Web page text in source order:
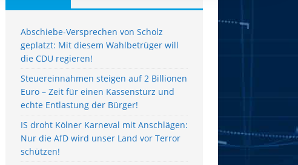
Abschiebe-Versprechen von Scholz
geplatzt: Mit diesem Wahlbetrüger will
die CDU regieren!
Steuereinnahmen steigen auf 2 Billionen
Euro – Zeit für einen Kassensturz und
echte Entlastung der Bürger!
IS droht Kölner Karneval mit Anschlägen:
Nur die AfD wird unser Land vor Terror
schützen!